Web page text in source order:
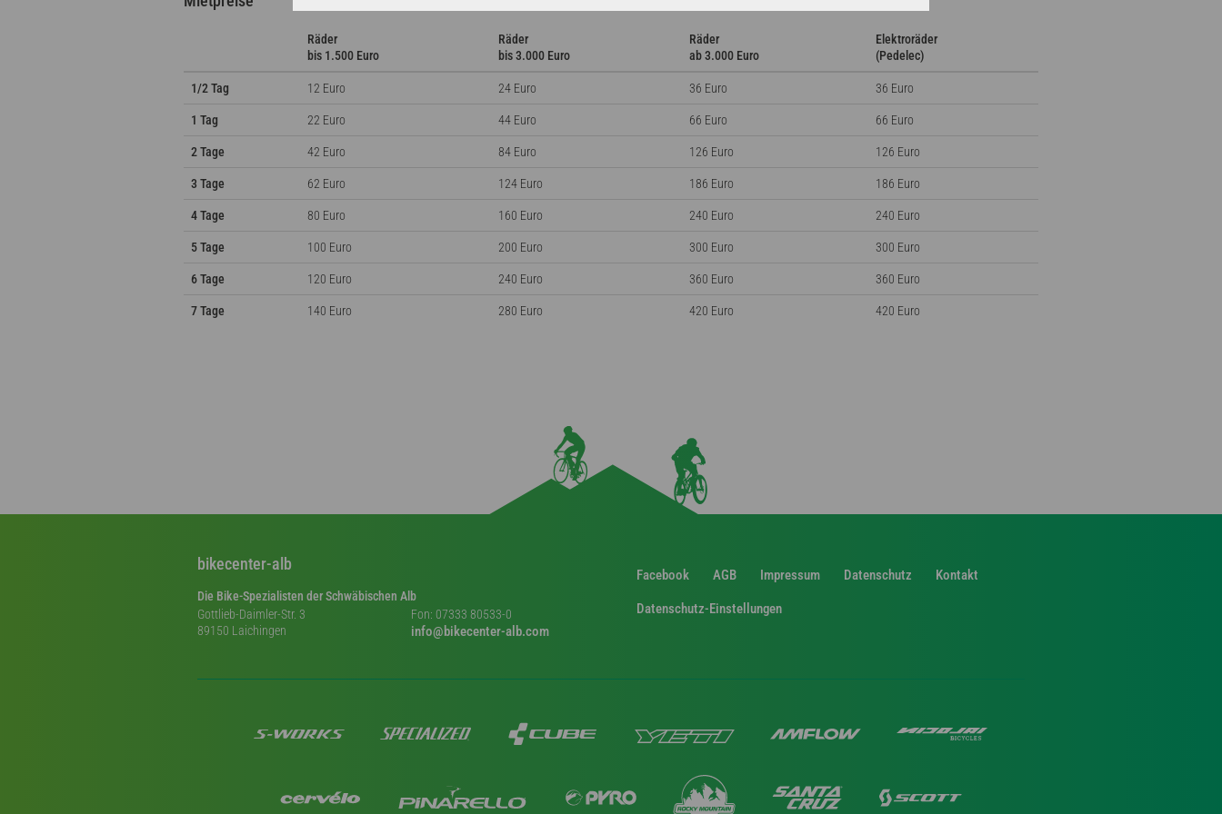
Räder
bis 1.500 Euro
Räder
bis 3.000 Euro
Räder
ab 3.000 Euro
Elektroräder
(Pedelec)
1/2 Tag 12 Euro 24 Euro 36 Euro 36 Euro
1 Tag 22 Euro 44 Euro 66 Euro 66 Euro
2 Tage 42 Euro 84 Euro 126 Euro 126 Euro
3 Tage 62 Euro 124 Euro 186 Euro 186 Euro
4 Tage 80 Euro 160 Euro 240 Euro 240 Euro
5 Tage 100 Euro 200 Euro 300 Euro 300 Euro
6 Tage 120 Euro 240 Euro 360 Euro 360 Euro
7 Tage 140 Euro 280 Euro 420 Euro 420 Euro
bikecenter-alb
Die Bike-Spezialisten der Schwäbischen Alb
Gottlieb-Daimler-Str. 3
89150 Laichingen
Fon: 07333 80533-0
info@bikecenter-alb.com
Facebook AGB Impressum Datenschutz Kontakt
Datenschutz-Einstellungen